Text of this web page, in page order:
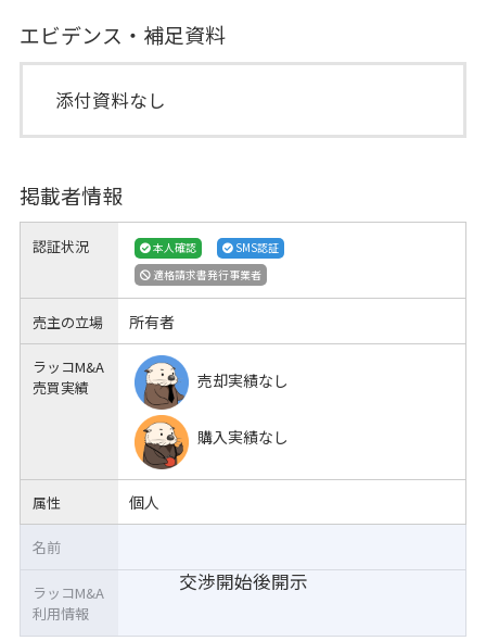
エビデンス・補足資料
添付資料なし
掲載者情報
認証状況 本人確認
SMS認証
適格請求書発行事業者
売主の立場 所有者
ラッコM&A
売買実績
売却実績なし
購入実績なし
属性 個人
交渉開始後開示
名前
ラッコM&A
利用情報